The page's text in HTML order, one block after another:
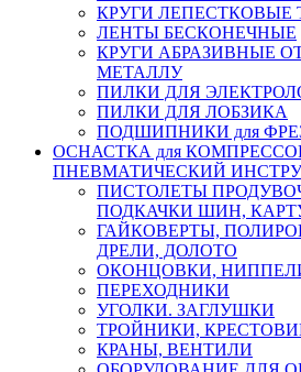
КРУГИ ЛЕПЕСТКОВЫЕ
ЛЕНТЫ БЕСКОНЕЧНЫЕ
КРУГИ АБРАЗИВНЫЕ
МЕТАЛЛУ
ПИЛКИ ДЛЯ
ПИЛКИ ДЛЯ ЛОБЗИКА
ПОДШИПНИКИ для
ОСНАСТКА для
ПНЕВМАТИЧЕСКИЙ
ПИСТОЛЕТЫ
ПОДКАЧКИ ШИН,
ГАЙКОВЕРТЫ,
ДРЕЛИ, ДОЛОТО
ОКОНЦОВКИ,
ПЕРЕХОДНИКИ
УГОЛКИ. ЗАГЛУШКИ
ТРОЙНИКИ,
КРАНЫ, ВЕНТИЛИ